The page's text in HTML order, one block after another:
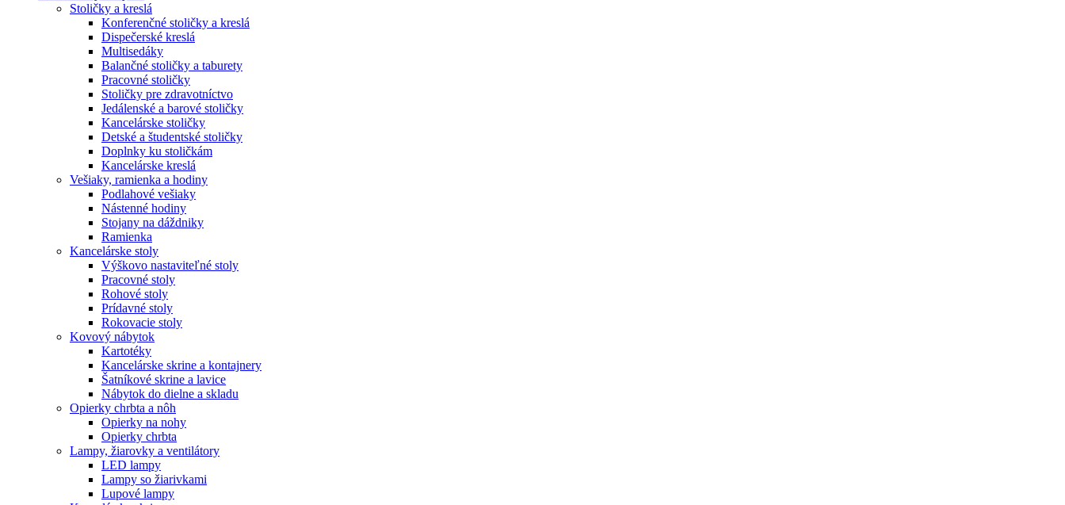
Stoličky a kreslá
Konferenčné stoličky a kreslá
Dispečerské kreslá
Multisedáky
Balančné stoličky a taburety
Pracovné stoličky
Stoličky pre zdravotníctvo
Jedálenské a barové stoličky
Kancelárske stoličky
Detské a študentské stoličky
Doplnky ku stoličkám
Kancelárske kreslá
Vešiaky, ramienka a hodiny
Podlahové vešiaky
Nástenné hodiny
Stojany na dáždniky
Ramienka
Kancelárske stoly
Výškovo nastaviteľné stoly
Pracovné stoly
Rohové stoly
Prídavné stoly
Rokovacie stoly
Kovový nábytok
Kartotéky
Kancelárske skrine a kontajnery
Šatníkové skrine a lavice
Nábytok do dielne a skladu
Opierky chrbta a nôh
Opierky na nohy
Opierky chrbta
Lampy, žiarovky a ventilátory
LED lampy
Lampy so žiarivkami
Lupové lampy